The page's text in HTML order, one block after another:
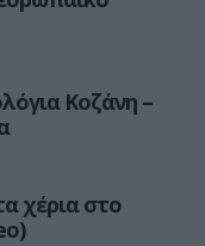
Κοζάνη –
χέρια στο